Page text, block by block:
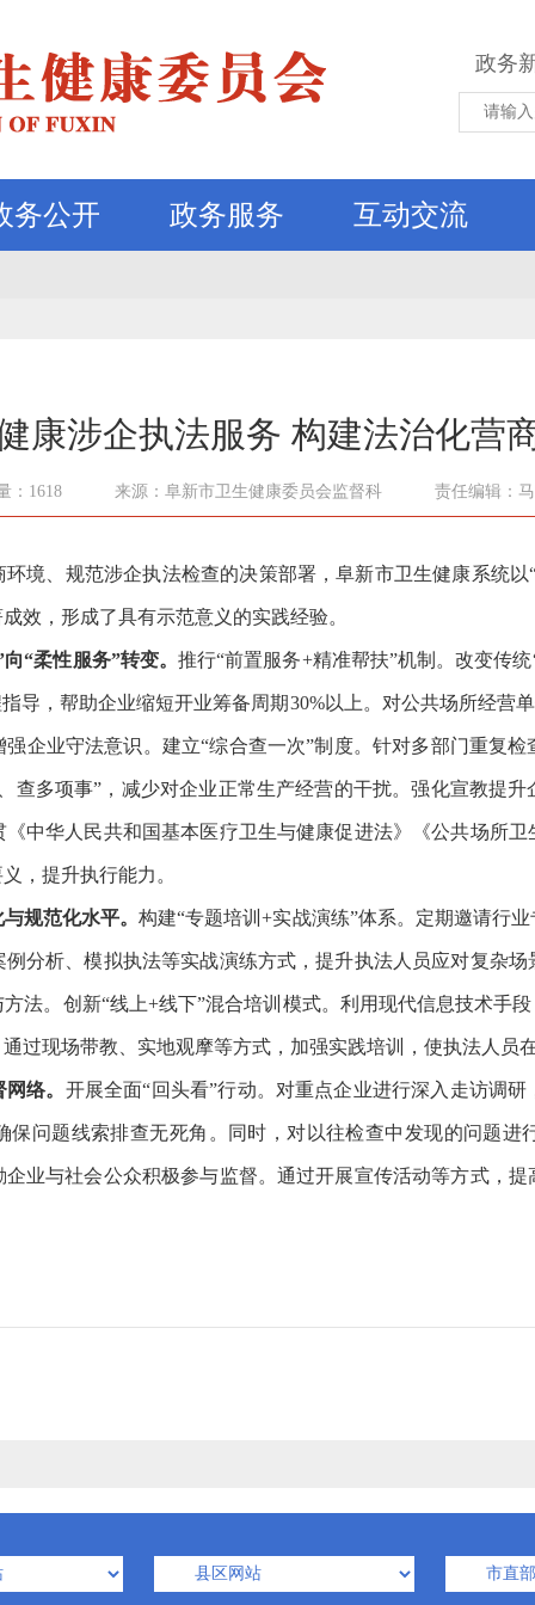
政务
务公开 政务服务 互动交流
康涉企执法服务 构建法治化营
：1618 来源：阜新市卫生健康委员会监督科 责任编辑：
境、规范涉企执法检查的决策部署，阜新市卫生健康系统
效，形成了具有示范意义的实践经验。
“柔性服务”转变。推行“前置服务+精准帮扶”机制。改变传
导，帮助企业缩短开业筹备周期30%以上。对公共场所经营
企业守法意识。建立“综合查一次”制度。针对多部门重复
查多项事”，减少对企业正常生产经营的干扰。强化宣教提
中华人民共和国基本医疗卫生与健康促进法》《公共场所
，提升执行能力。
规范化水平。构建“专题培训+实战演练”体系。定期邀请行
分析、模拟执法等实战演练方式，提升执法人员应对复杂
法。创新“线上+线下”混合培训模式。利用现代信息技术手
过现场带教、实地观摩等方式，加强实践培训，使执法人员
络。 开展全面“回头看”行动。对重点企业进行深入走访调
保问题线索排查无死角。同时，对以往检查中发现的问题进
业与社会公众积极参与监督。通过开展宣传活动等方式，